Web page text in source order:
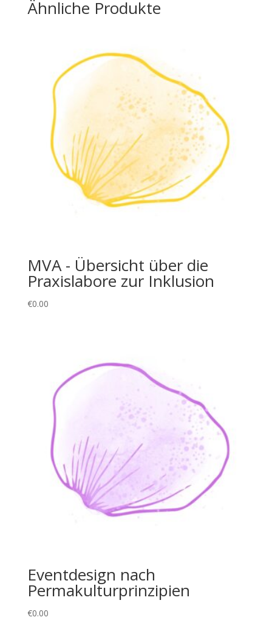
Ähnliche Produkte
MVA - Übersicht über die
Praxislabore zur Inklusion
€0.00
Eventdesign nach
Permakulturprinzipien
€0.00